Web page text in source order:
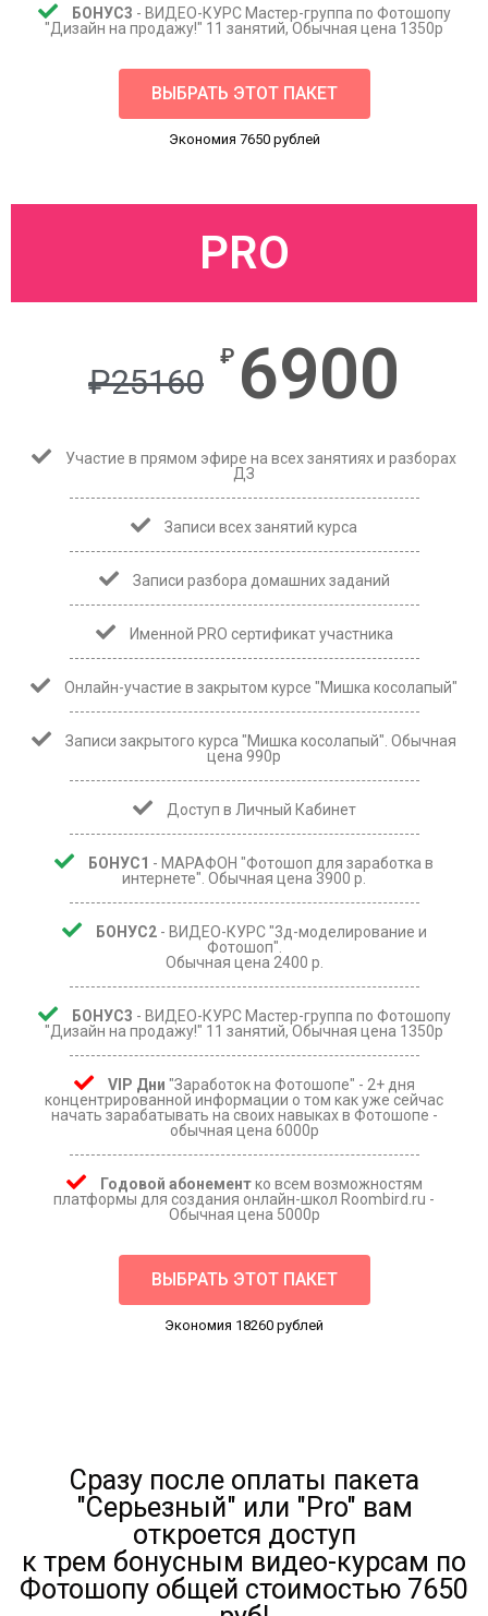
БОНУС3 - ВИДЕО-КУРС Мастер-группа по Фотошопу
"Дизайн на продажу!" 11 занятий, Обычная цена 1350р
ВЫБРАТЬ ЭТОТ ПАКЕТ
Экономия 7650 рублей
PRO
₽25160
₽ 6900
Участие в прямом эфире на всех занятиях и разборах
ДЗ
Записи всех занятий курса
Записи разбора домашних заданий
Именной PRO сертификат участника
Онлайн-участие в закрытом курсе "Мишка косолапый"
Записи закрытого курса "Мишка косолапый". Обычная
цена 990р
Доступ в Личный Кабинет
БОНУС1 - МАРАФОН "Фотошоп для заработка в
интернете". Обычная цена 3900 р.
БОНУС2- ВИДЕО-КУРС "3д-моделирование и
Фотошоп".
Обычная цена 2400 р.
БОНУС3 - ВИДЕО-КУРС Мастер-группа по Фотошопу
"Дизайн на продажу!" 11 занятий, Обычная цена 1350р
VIP Дни "Заработок на Фотошопе" - 2+ дня
концентрированной информации о том как уже сейчас
начать зарабатывать на своих навыках в Фотошопе -
обычная цена 6000р
Годовой абонементко всем возможностям
платформы для создания онлайн-школ Roombird.ru -
Обычная цена 5000р
ВЫБРАТЬ ЭТОТ ПАКЕТ
Экономия 18260 рублей
Сразу после оплаты пакета
"Серьезный" или "Pro" вам
откроется доступ
к трем бонусным видео-курсам по
Фотошопу общей стоимостью 7650